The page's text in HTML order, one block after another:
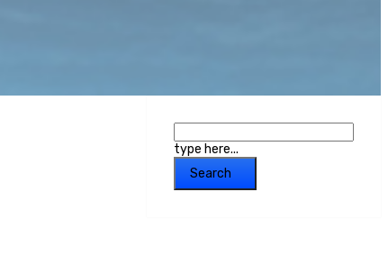
type here...
Search